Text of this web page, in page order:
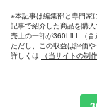
※本記事は編集部と専門家
記事で紹介した商品を購
売上の一部が360LiFE（晋
ただし、この収益は評価や
詳しくは
（当サイトの制